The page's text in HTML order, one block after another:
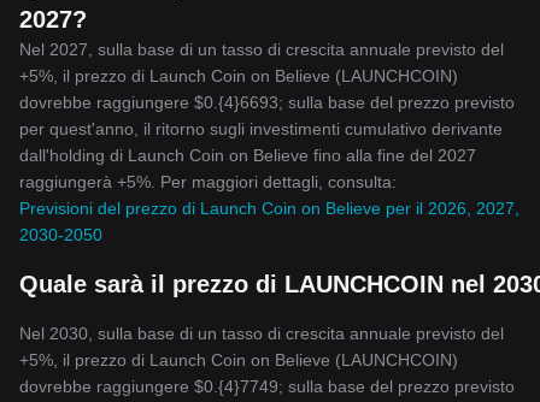
2027?
Nel 2027, sulla base di un tasso di crescita annuale previsto del
+5%, il prezzo di Launch Coin on Believe (LAUNCHCOIN)
dovrebbe raggiungere $0.{4}6693; sulla base del prezzo previsto
per quest'anno, il ritorno sugli investimenti cumulativo derivante
dall'holding di Launch Coin on Believe fino alla fine del 2027
raggiungerà +5%. Per maggiori dettagli, consulta:
Previsioni del prezzo di Launch Coin on Believe per il 2026, 2027,
2030-2050
Quale sarà il prezzo di LAUNCHCOIN nel
Nel 2030, sulla base di un tasso di crescita annuale previsto del
+5%, il prezzo di Launch Coin on Believe (LAUNCHCOIN)
dovrebbe raggiungere $0.{4}7749; sulla base del prezzo previsto